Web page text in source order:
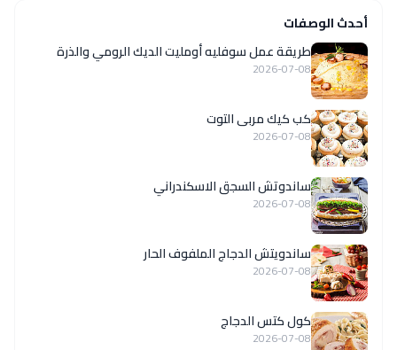
أحدث الوصفات
طريقة عمل سوفليه أومليت الديك الرومي والذرة
2026-07-08
كب كيك مربى التوت
2026-07-08
ساندوتش السجق الاسكندراني
2026-07-08
ساندويتش الدجاج الملفوف الحار
2026-07-08
كول كتس الدجاج
2026-07-08